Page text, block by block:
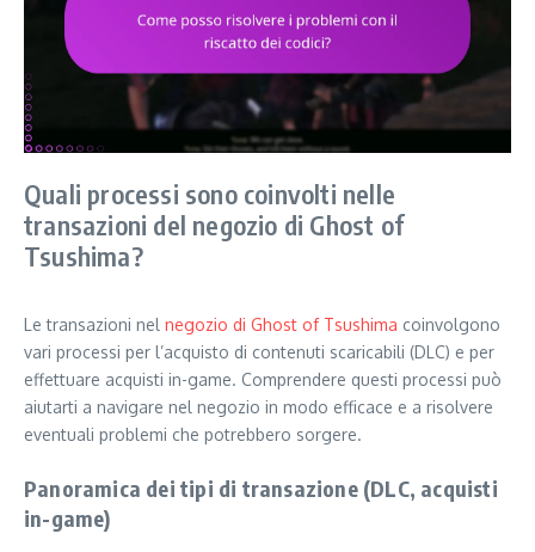
Quali processi sono coinvolti nelle
transazioni del negozio di Ghost of
Tsushima?
Le transazioni nel negozio di Ghost of Tsushima coinvolgono
vari processi per l’acquisto di contenuti scaricabili (DLC) e per
effettuare acquisti in-game. Comprendere questi processi può
aiutarti a navigare nel negozio in modo efficace e a risolvere
eventuali problemi che potrebbero sorgere.
Panoramica dei tipi di transazione (DLC, acquisti
in-game)